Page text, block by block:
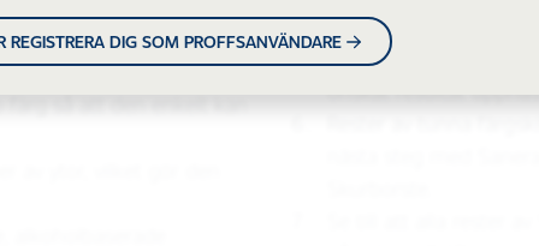
REGISTRERA DIG SOM PROFFSANVÄNDARE
eller uttorkning.
Tjocka färgskikt kan
önskat resultat